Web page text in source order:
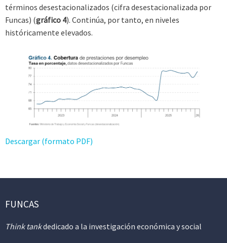
términos desestacionalizados (cifra desestacionalizada por
Funcas) (gráfico 4). Continúa, por tanto, en niveles
históricamente elevados.
Descargar (formato PDF)
FUNCAS
Think tankdedicado a la investigación económica y social